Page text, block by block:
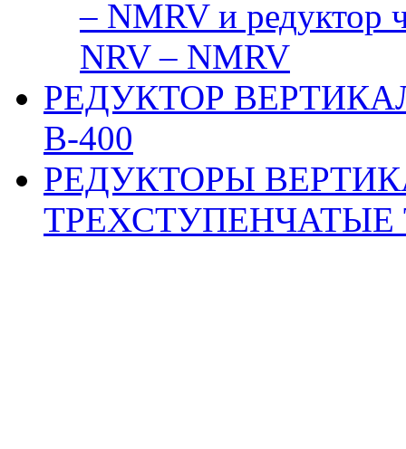
– NMRV и редуктор
NRV – NMRV
РЕДУКТОР
В-400
РЕДУКТОРЫ
ТРЕХСТУПЕНЧАТЫЕ